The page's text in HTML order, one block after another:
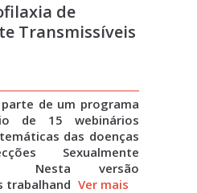
de
Transmissíveis
de um programa
de 15 webinários
das doenças
Sexualmente
Nesta versão
trabalhand Ver mais